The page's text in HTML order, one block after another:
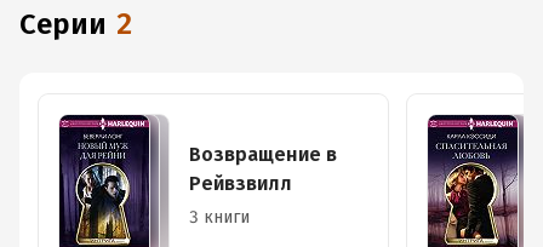
Серии 2
Возвращение в
Рейвзвилл
3 книги